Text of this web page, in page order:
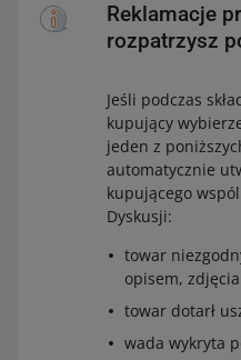
Reklamacje
rozpatrzysz
Jeśli podczas
kupujący
jeden z
automatycznie
kupującego
Dyskusji:
towar
opisem,
towar dotarł
wada wykryta